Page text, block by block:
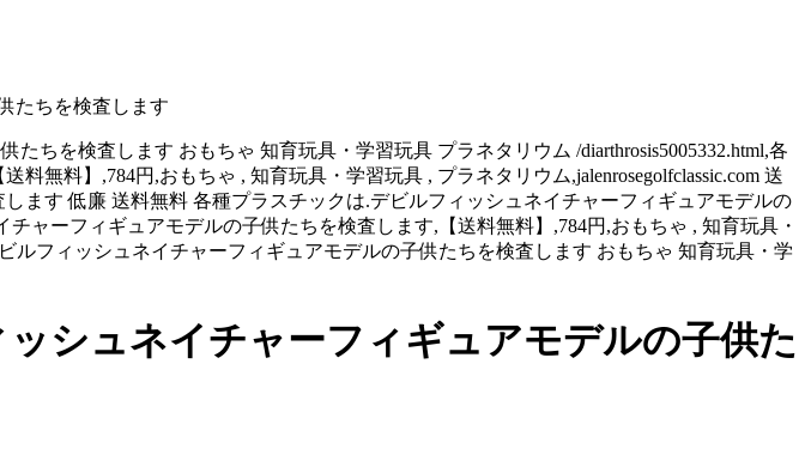
たちを検査します
ちを検査します おもちゃ 知育玩具・学習玩具 プラネタリウム /diarthrosis5005332.html,各
無料】,784円,おもちゃ , 知育玩具・学習玩具 , プラネタリウム,jalenrosegolfclassic.com 送
ます 低廉 送料無料 各種プラスチックは.デビルフィッシュネイチャーフィギュアモデルの
ャーフィギュアモデルの子供たちを検査します,【送料無料】,784円,おもちゃ , 知育玩具・
ルフィッシュネイチャーフィギュアモデルの子供たちを検査します おもちゃ 知育玩具・学
シュネイチャーフィギュアモデルの子供た